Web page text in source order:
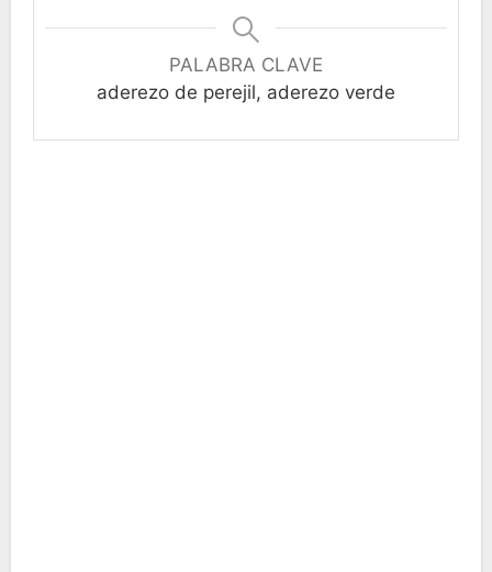
PALABRA CLAVE
aderezo de perejil, aderezo verde